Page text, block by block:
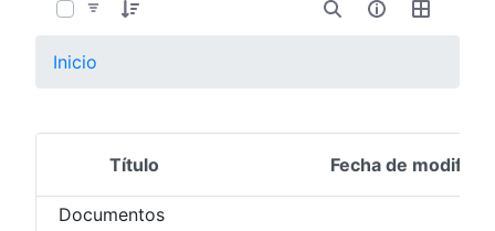
Inicio
Selección del elemento
Título Fecha de
Documentos